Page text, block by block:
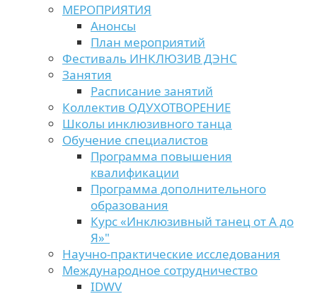
МЕРОПРИЯТИЯ
Анонсы
План мероприятий
Фестиваль ИНКЛЮЗИВ ДЭНС
Занятия
Расписание занятий
Коллектив ОДУХОТВОРЕНИЕ
Школы инклюзивного танца
Обучение специалистов
Программа повышения
квалификации
Программа дополнительного
образования
Курс «Инклюзивный танец от А до
Я»"
Научно-практические исследования
Международное сотрудничество
IDWV